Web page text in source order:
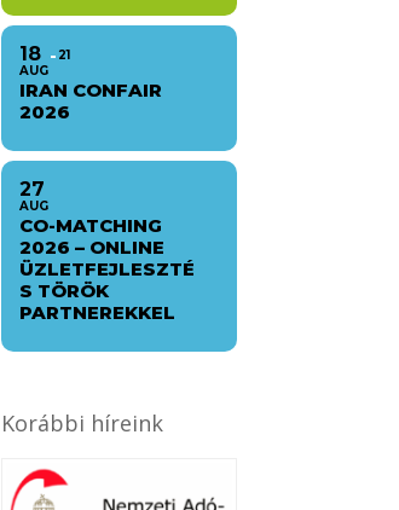
18
AUG
21
IRAN CONFAIR
2026
27
AUG
CO-MATCHING
2026 – ONLINE
ÜZLETFEJLESZTÉ
S TÖRÖK
PARTNEREKKEL
Korábbi híreink